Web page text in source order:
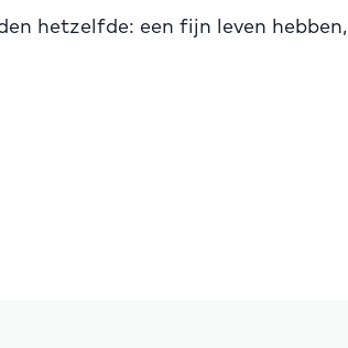
hetzelfde: een fijn leven hebben,